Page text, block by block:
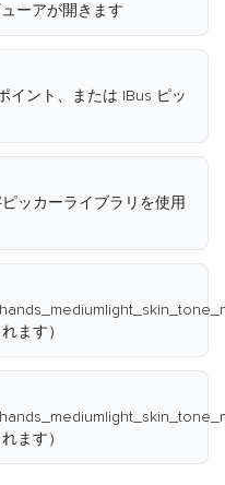
ーアが開きます
イント、または IBus ピッ
ッカーライブラリを使用
ます）
ます）